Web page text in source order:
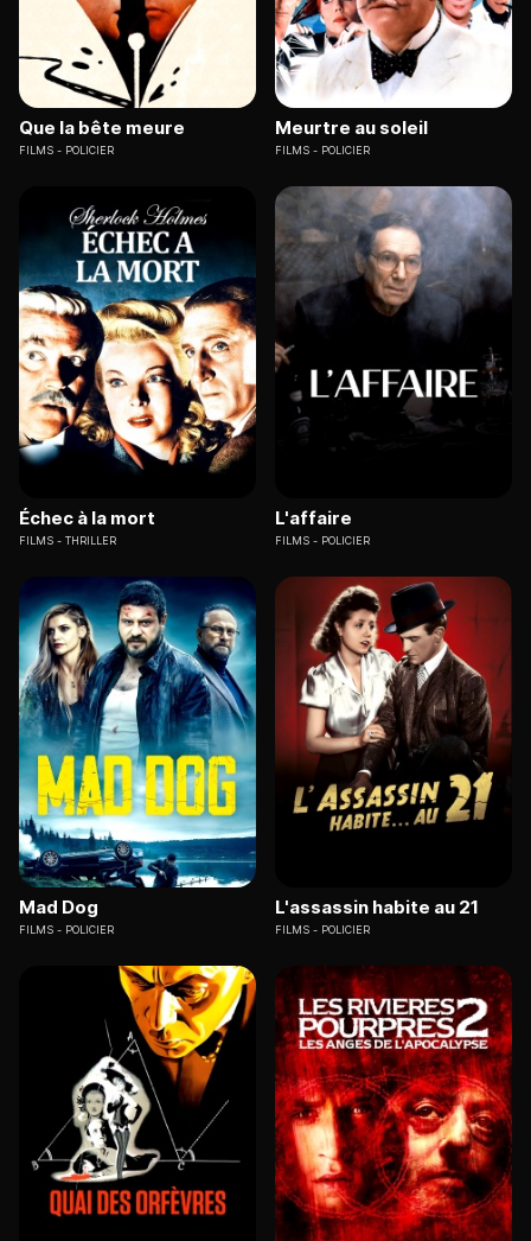
Que la bête meure
FILMS POLICIER
Meurtre au soleil
FILMS POLICIER
Échec à la mort
FILMS THRILLER
L'affaire
FILMS POLICIER
Mad Dog
FILMS POLICIER
L'assassin habite au 21
FILMS POLICIER